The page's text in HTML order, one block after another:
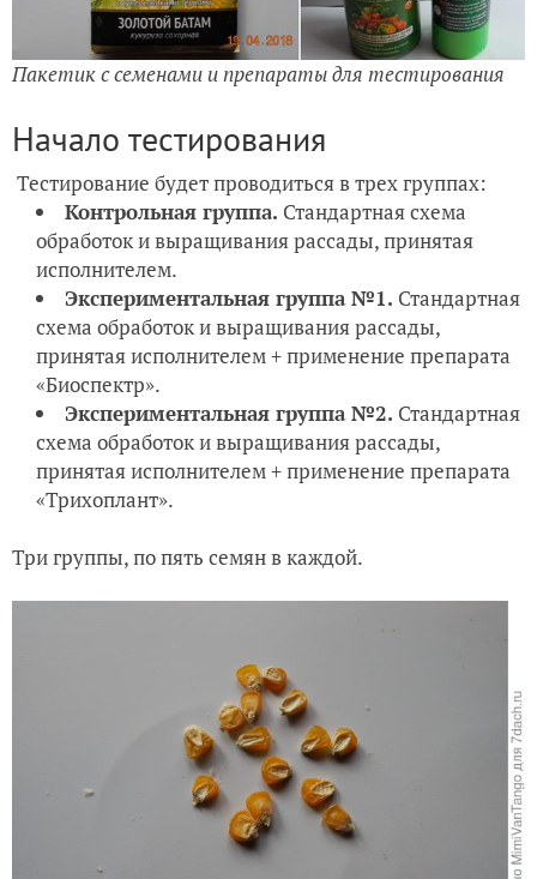
Пакетик с семенами и препараты для тестирования
Начало тестирования
Тестирование будет проводиться в трех группах:
Контрольная группа. Стандартная схема
обработок и выращивания рассады, принятая
исполнителем.
Экспериментальная группа №1. Стандартная
схема обработок и выращивания рассады,
принятая исполнителем + применение препарата
«Биоспектр».
Экспериментальная группа №2. Стандартная
схема обработок и выращивания рассады,
принятая исполнителем + применение препарата
«Трихоплант».
Три группы, по пять семян в каждой.